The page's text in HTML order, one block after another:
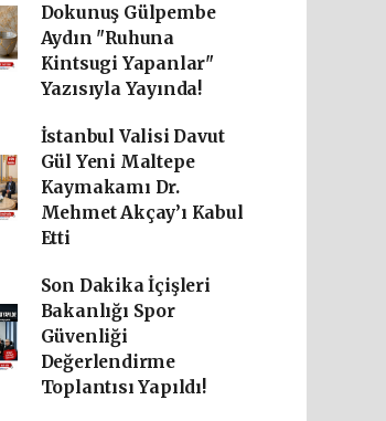
Dokunuş Gülpembe
Aydın "Ruhuna
Kintsugi Yapanlar"
Yazısıyla Yayında!
İstanbul Valisi Davut
Gül Yeni Maltepe
Kaymakamı Dr.
Mehmet Akçay’ı Kabul
Etti
Son Dakika İçişleri
Bakanlığı Spor
Güvenliği
Değerlendirme
Toplantısı Yapıldı!